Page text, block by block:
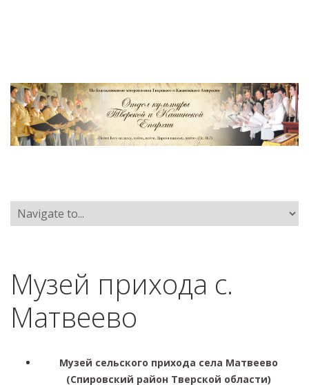
Музей прихода с.
Матвеево
Музей сельского прихода села Матвеево
(Спировский район Тверской области)